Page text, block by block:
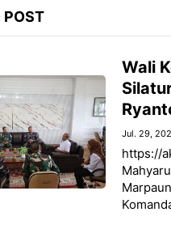
POST
Wali
Jul. 29,
https://